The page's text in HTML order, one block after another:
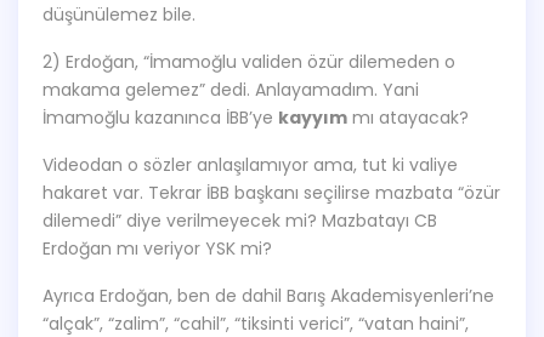
düşünülemez bile.
2) Erdoğan, “İmamoğlu validen özür dilemeden o
makama gelemez” dedi. Anlayamadım. Yani
İmamoğlu kazanınca İBB’ye kayyım mı atayacak?
Videodan o sözler anlaşılamıyor ama, tut ki valiye
hakaret var. Tekrar İBB başkanı seçilirse mazbata “özür
dilemedi” diye verilmeyecek mi? Mazbatayı CB
Erdoğan mı veriyor YSK mi?
Ayrıca Erdoğan, ben de dahil Barış Akademisyenleri’ne
“alçak”, “zalim”, “cahil”, “tiksinti verici”, “vatan haini”,